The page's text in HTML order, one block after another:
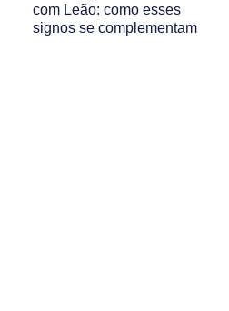
com Leão: como esses
signos se complementam